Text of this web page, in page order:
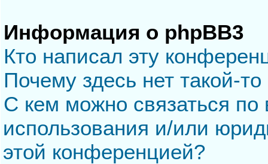
Информация о phpBB3
Кто написал эту
Почему здесь нет такой-
С кем можно связаться по
использования и/или
этой конференцией?